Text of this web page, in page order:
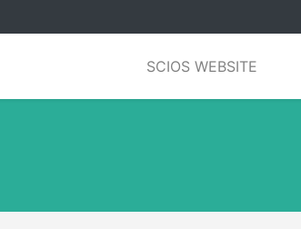
SCIOS WEBSITE